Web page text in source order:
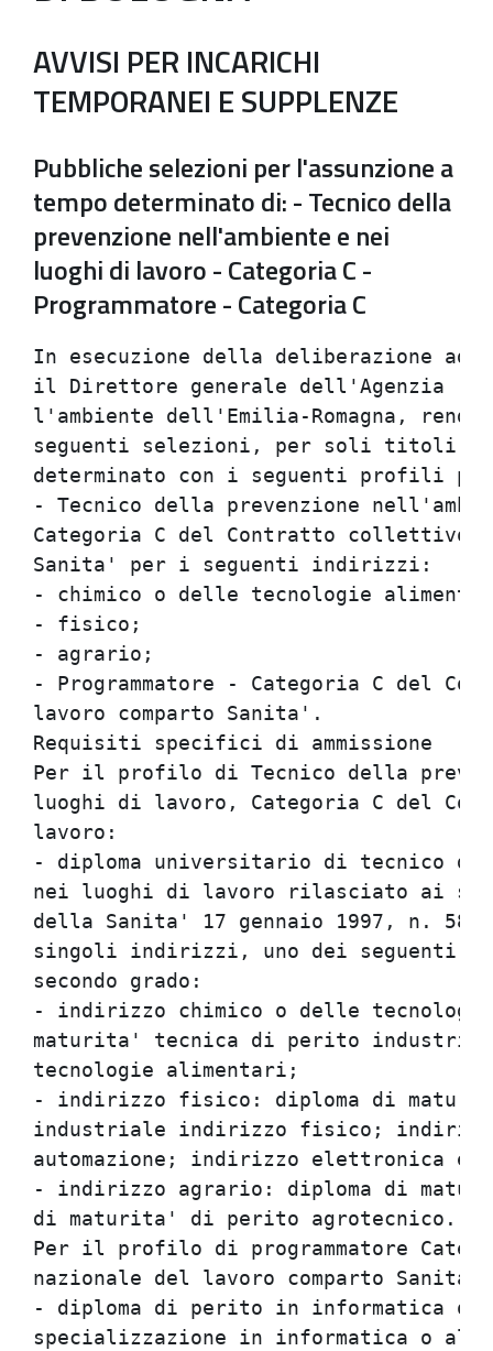
AVVISI PER INCARICHI
TEMPORANEI E SUPPLENZE
Pubbliche selezioni per l'assunzione a
tempo determinato di: - Tecnico della
prevenzione nell'ambiente e nei
luoghi di lavoro - Categoria C -
Programmatore - Categoria C
In esecuzione della
il Direttore generale
l'ambiente dell'Emilia-
seguenti selezioni, per
determinato con i
- Tecnico della prevenzione
Categoria C del Contratto
Sanita' per i
- chimico o delle
-
-
- Programmatore - Categoria C
lavoro
Requisiti
Per il profilo di Tecnico
luoghi di lavoro, Categoria C
- diploma universitario di
nei luoghi di lavoro
della Sanita' 17 gennaio
singoli indirizzi, uno dei
- indirizzo chimico o delle
maturita' tecnica di perito
- indirizzo fisico:
industriale indirizzo
automazione; indirizzo
- indirizzo agrario: diploma di
di maturita' di
Per il profilo di
nazionale del
- diploma di perito in
specializzazione in informatica